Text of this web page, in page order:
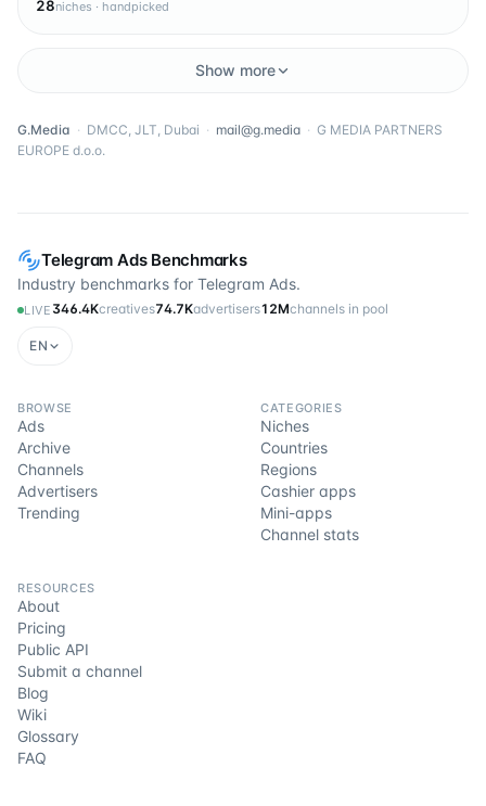
Telegram Ads Benchmarks
Industry benchmarks for Telegram Ads.
LIVE 346.4Kcreatives74.7Kadvertisers12Mchannels in pool
EN
BROWSE
Ads
Archive
Channels
Advertisers
Trending
CATEGORIES
Niches
Countries
Regions
Cashier apps
Mini-apps
Channel stats
RESOURCES
About
Pricing
Public API
Submit a channel
Blog
Wiki
Glossary
FAQ
28niches · handpicked
Show more
G.Media · DMCC, JLT, Dubai · mail@g.media · G MEDIA PARTNERS
EUROPE d.o.o.